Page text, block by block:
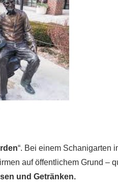
“. Bei einem Schanigarten
auf öffentlichem Grund –
und Getränken.